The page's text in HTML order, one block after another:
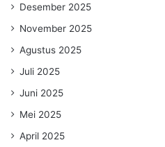
Desember 2025
November 2025
Agustus 2025
Juli 2025
Juni 2025
Mei 2025
April 2025